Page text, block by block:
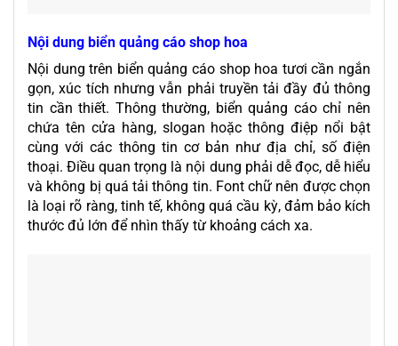
Nội dung biển quảng cáo shop hoa
Nội dung trên biển quảng cáo shop hoa tươi cần ngắn
gọn, xúc tích nhưng vẫn phải truyền tải đầy đủ thông
tin cần thiết. Thông thường, biển quảng cáo chỉ nên
chứa tên cửa hàng, slogan hoặc thông điệp nổi bật
cùng với các thông tin cơ bản như địa chỉ, số điện
thoại. Điều quan trọng là nội dung phải dễ đọc, dễ hiểu
và không bị quá tải thông tin. Font chữ nên được chọn
là loại rõ ràng, tinh tế, không quá cầu kỳ, đảm bảo kích
thước đủ lớn để nhìn thấy từ khoảng cách xa.